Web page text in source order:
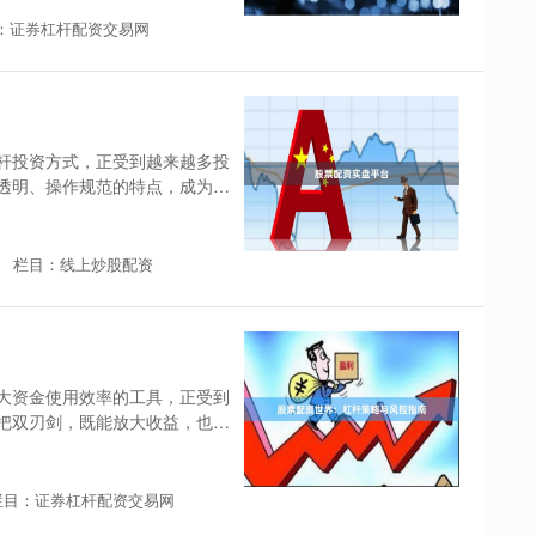
证券杠杆配资交易网
投资方式，正受到越来越多投
明、操作规范的特点，成为许
栏目：线上炒股配资
资金使用效率的工具，正受到
双刃剑，既能放大收益，也会
目：证券杠杆配资交易网